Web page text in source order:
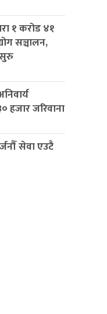
१ करोड ४१
सञ्चालन,
सुरु
हजार जरिवाना
सेवा एउटै